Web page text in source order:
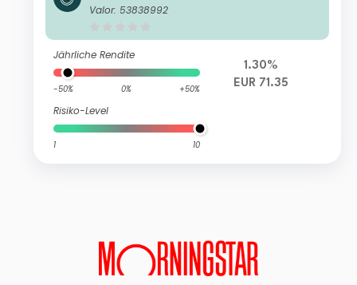
OXX Europe 600 Telecommunicatio
Valor: 53838992
Jährliche Rendite
-50% 0% +50%
Risiko-Level
1 10
1.30%
EUR 71.35